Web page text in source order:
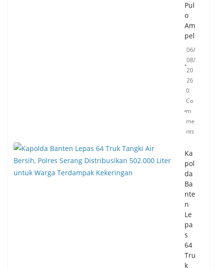
Pul
o
Am
pel
06/
08/
20
26
0
Co
m
me
nts
Ka
pol
da
Ba
nte
n
Le
pa
s
64
Tru
k